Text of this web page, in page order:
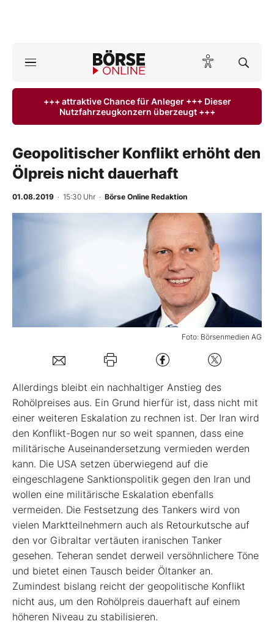
Anlageprodukte
Finanz-Check
Abo & Shop
Kontakt
+++ attraktive Chance für Anleger +++ Dieser
Nutzfahrzeugkonzern überzeugt +++
Geopolitischer Konflikt erhöht den
Ölpreis nicht dauerhaft
01.08.2019 · 15:30 Uhr · Börse Online Redaktion
Foto: Börsenmedien AG
Allerdings bleibt ein nachhaltiger Anstieg des
Rohölpreises aus. Ein Grund hierfür ist, dass nicht mit
einer weiteren Eskalation zu rechnen ist. Der Iran wird
den Konflikt-Bogen nur so weit spannen, dass eine
militärische Auseinandersetzung vermieden werden
kann. Die USA setzen überwiegend auf die
eingeschlagene Sanktionspolitik gegen den Iran und
wollen eine militärische Eskalation ebenfalls
vermeiden. Die Festsetzung des Tankers wird von
vielen Marktteilnehmern auch als Retourkutsche auf
den vor Gibraltar vertäuten iranischen Tanker
gesehen. Teheran sendet derweil versöhnlichere Töne
und bietet einen Tausch beider Öltanker an.
Zumindest bislang reicht der geopolitische Konflikt
nicht aus, um den Rohölpreis dauerhaft auf einem
höheren Niveau zu stabilisieren.